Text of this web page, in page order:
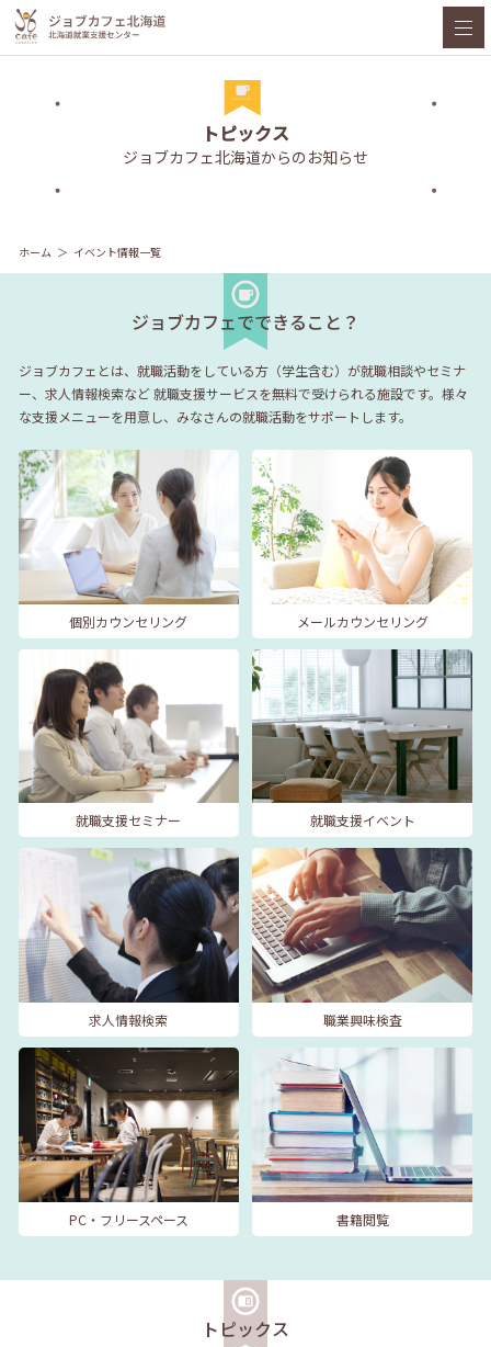
トピックス
ジョブカフェ北海道からのお知らせ
ホーム イベント情報一覧
ジョブカフェでできること？
ジョブカフェとは、就職活動をしている方（学生含む）が就職相談やセミナ
ー、求人情報検索など就職支援サービスを無料で受けられる施設です。様々
な支援メニューを用意し、みなさんの就職活動をサポートします。
個別カウンセリング メールカウンセリング
就職支援セミナー 就職支援イベント
求人情報検索 職業興味検査
PC・フリースペース 書籍閲覧
トピックス